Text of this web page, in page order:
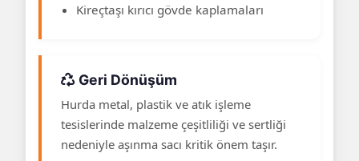
Kireçtaşı kırıcı gövde kaplamaları
Geri Dönüşüm
Hurda metal, plastik ve atık işleme
tesislerinde malzeme çeşitliliği ve sertliği
nedeniyle aşınma sacı kritik önem taşır.